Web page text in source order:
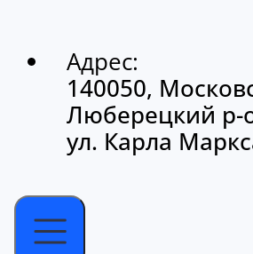
Адрес:
140050,
Люберецкий р-
ул. Карла